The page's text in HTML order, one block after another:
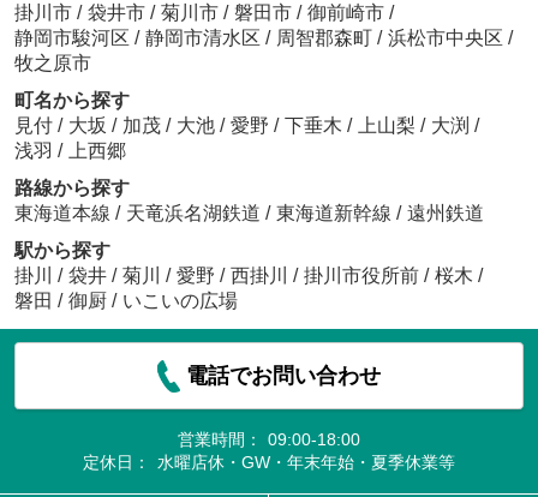
掛川市 / 袋井市 / 菊川市 / 磐田市 / 御前崎市 /
静岡市駿河区 / 静岡市清水区 / 周智郡森町 / 浜松市中央区 /
牧之原市
町名から探す
見付 / 大坂 / 加茂 / 大池 / 愛野 / 下垂木 / 上山梨 / 大渕 /
浅羽 /
上西郷
路線から探す
東海道本線 / 天竜浜名湖鉄道 / 東海道新幹線 / 遠州鉄道
駅から探す
掛川
/ 袋井 / 菊川 / 愛野 / 西掛川 / 掛川市役所前 / 桜木 /
磐田 / 御厨 / いこいの広場
電話でお問い合わせ
営業時間：
09:00-18:00
定休日：
水曜店休・GW・年末年始・夏季休業等